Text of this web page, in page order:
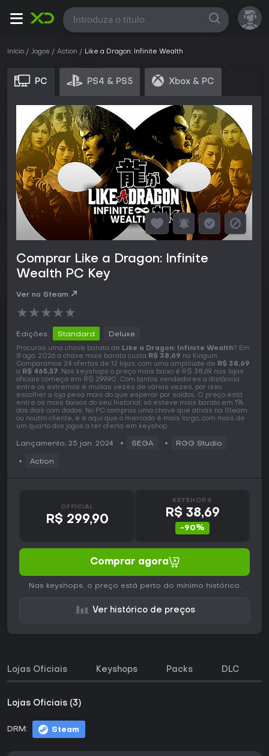
Todas
Início Jogos Action Like a Dragon: Infinite Wealth
PC PS4 & PS5 Xbox & PC
Comprar Like a Dragon: Infinite
Wealth PC Key
Ver no Steam
★★★★★
Edições: Standard Deluxe
Procuras uma chave barata de Like a Dragon: Infinite Wealth? Em
8 ago. 2026 a chave mais barata custa R$ 38,69 na Kinguin.
Comparamos 24 ofertas de 12 lojas, com uma amplitude de R$ 38,69
a R$ 465,57. Nas keyshops o preço mais baixo é R$ 38,69, nas lojas
oficiais começa em R$ 299,90. Com tantos vendedores a distância
entre os extremos é muitas vezes de várias vezes, por isso
escolher a loja pesa mais do que esperar por saldos. O preço está
entre os mais baixos do seu historial, só esteve mais barato em 1%
dos dias com dados. No PC compras uma chave que ativas na Steam
ou noutro cliente, e é aqui que o mercado é mais largo, com mais de
um quarto dos jogos a ter oferta em keyshop.
Lançamento: 25 jan. 2024 SEGA RGG Studio
Action
OFFICIAL
R$ 299,90
KEYSHOPS
R$ 38,69
-90%
Comprar agora
Nas keyshops, o preço está perto do mínimo histórico.
Ver histórico de preços
Lojas Oficiais Keyshops Packs DLC
Lojas Oficiais (3)
DRM: Steam